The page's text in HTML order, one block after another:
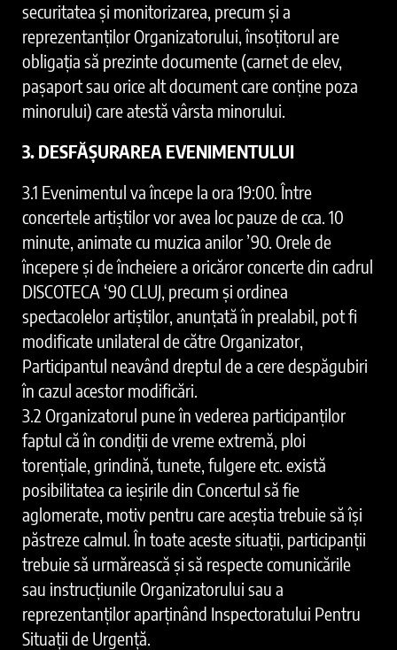
securitatea și monitorizarea, precum și a
reprezentanților Organizatorului, însoțitorul are
obligația să prezinte documente (carnet de elev,
pașaport sau orice alt document care conține poza
minorului) care atestă vârsta minorului.
3. DESFĂȘURAREA EVENIMENTULUI
3.1 Evenimentul va începe la ora 19:00. Între
concertele artiștilor vor avea loc pauze de cca. 10
minute, animate cu muzica anilor ’90. Orele de
începere și de încheiere a oricăror concerte din cadrul
DISCOTECA ‘90 CLUJ, precum și ordinea
spectacolelor artiștilor, anunțată în prealabil, pot fi
modificate unilateral de către Organizator,
Participantul neavând dreptul de a cere despăgubiri
în cazul acestor modificări.
3.2 Organizatorul pune în vederea participanților
faptul că în condiții de vreme extremă, ploi
torențiale, grindină, tunete, fulgere etc. există
posibilitatea ca ieşirile din Concertul să fie
aglomerate, motiv pentru care aceştia trebuie să îşi
păstreze calmul. În toate aceste situaţii, participanţii
trebuie să urmărească şi să respecte comunicările
sau instrucţiunile Organizatorului sau a
reprezentanţilor aparţinând Inspectoratului Pentru
Situaţii de Urgență.